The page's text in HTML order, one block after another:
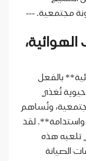
مجتمعية. ---
بالفعل
تُغذي
وتُساهم
لقد
تلعبه هذه
الصيانة